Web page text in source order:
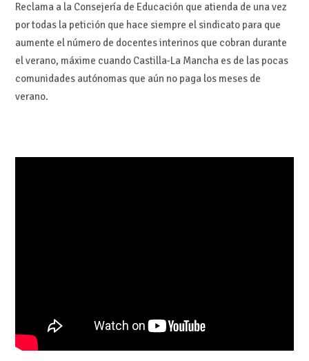
Reclama a la Consejería de Educación que atienda de una vez
por todas la petición que hace siempre el sindicato para que
aumente el número de docentes interinos que cobran durante
el verano, máxime cuando Castilla-La Mancha es de las pocas
comunidades autónomas que aún no paga los meses de
verano.